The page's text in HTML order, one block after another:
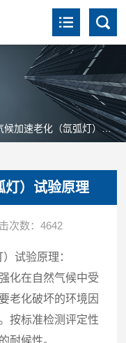
加速老化（氙弧灯）试验原理
灯）试验原理
次数：4642
试验原理：
化在自然气候中受
老化破坏的环境因
按标准检测评定性
耐候性。